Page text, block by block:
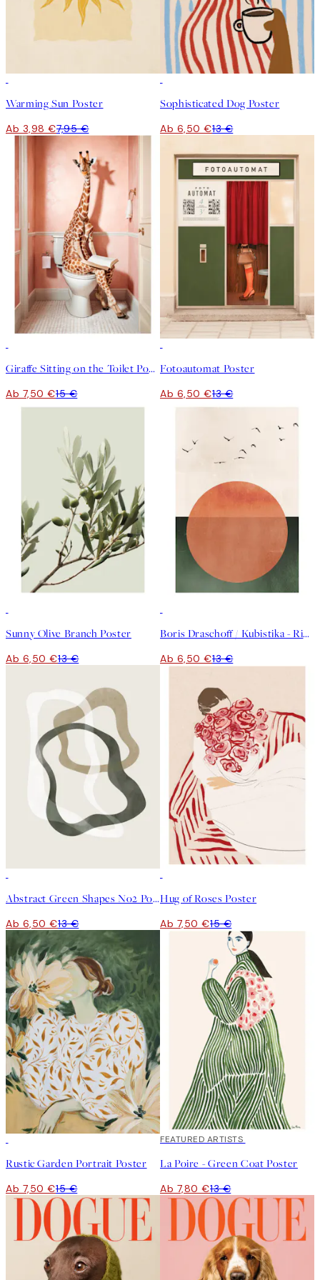
Warming Sun Poster
Ab 3,98 €7,95 €
Sophisticated Dog Poster
Ab 6,50 €13 €
Giraffe Sitting on the Toilet Poster
Ab 7,50 €15 €
Fotoautomat Poster
Ab 6,50 €13 €
Sunny Olive Branch Poster
Ab 6,50 €13 €
Boris Draschoff / Kubistika - Rising Poster
Ab 6,50 €13 €
Abstract Green Shapes No2 Poster
Ab 6,50 €13 €
Hug of Roses Poster
Ab 7,50 €15 €
Rustic Garden Portrait Poster
Ab 7,50 €15 €
40%*
FEATURED ARTISTS
La Poire - Green Coat Poster
Ab 7,80 €13 €